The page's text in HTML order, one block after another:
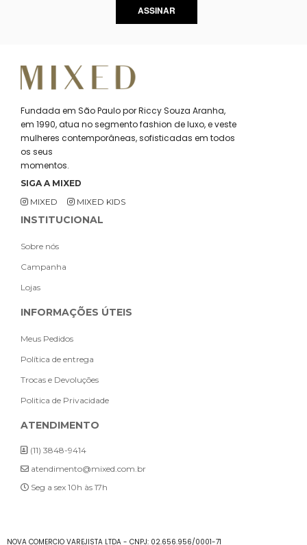
ASSINAR
Fundada em São Paulo por Riccy Souza Aranha,
em 1990, atua no segmento fashion de luxo, e veste
mulheres contemporâneas, sofisticadas em todos
os seus
momentos.
SIGA A MIXED
MIXED
MIXED KIDS
INSTITUCIONAL
Sobre nós
Campanha
Lojas
INFORMAÇÕES ÚTEIS
Meus Pedidos
Política de entrega
Trocas e Devoluções
Politica de Privacidade
ATENDIMENTO
(11) 3848-9414
atendimento@mixed.com.br
Seg a sex 10h às 17h
NOVA COMERCIO VAREJISTA LTDA - CNPJ: 02.656.956/0001-71